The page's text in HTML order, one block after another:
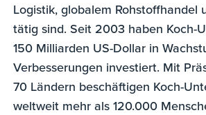
Logistik, globalem Rohstoffhandel
tätig sind. Seit 2003 haben Koch-
150 Milliarden US-Dollar in
Verbesserungen investiert. Mit
70 Ländern beschäftigen Koch-
weltweit mehr als 120.000